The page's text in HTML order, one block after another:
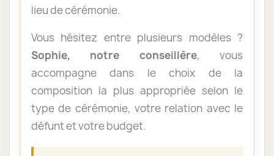
lieu de cérémonie.
Vous hésitez entre plusieurs modèles ?
Sophie, notre conseillère, vous
accompagne dans le choix de la
composition la plus appropriée selon le
type de cérémonie, votre relation avec le
défunt et votre budget.